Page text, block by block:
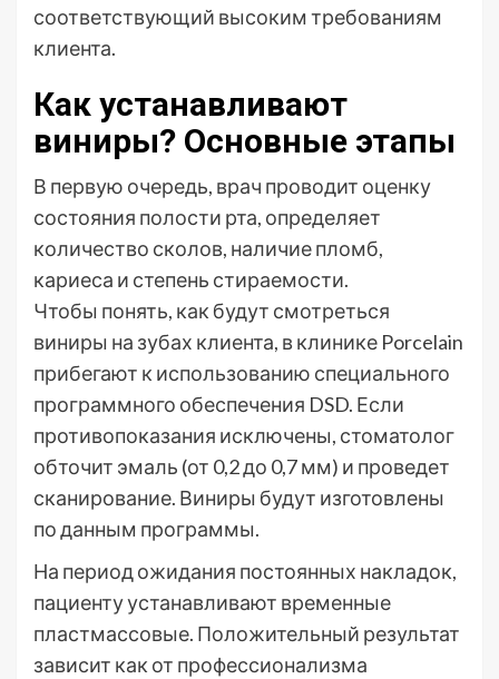
соответствующий высоким требованиям
клиента.
Как устанавливают
виниры? Основные этапы
В первую очередь, врач проводит оценку
состояния полости рта, определяет
количество сколов, наличие пломб,
кариеса и степень стираемости.
Чтобы понять, как будут смотреться
виниры на зубах клиента, в клинике Porcelain
прибегают к использованию специального
программного обеспечения DSD. Если
противопоказания исключены, стоматолог
обточит эмаль (от 0,2 до 0,7 мм) и проведет
сканирование. Виниры будут изготовлены
по данным программы.
На период ожидания постоянных накладок,
пациенту устанавливают временные
пластмассовые. Положительный результат
зависит как от профессионализма